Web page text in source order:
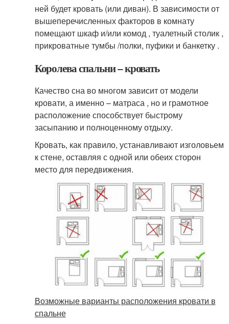
ней будет кровать (или диван). В зависимости от
вышеперечисленных факторов в комнату
помещают шкаф и/или комод , туалетный столик ,
прикроватные тумбы /полки, пуфики и банкетку .
Королева спальни – кровать
Качество сна во многом зависит от модели
кровати, а именно – матраса , но и грамотное
расположение способствует быстрому
засыпанию и полноценному отдыху.
Кровать, как правило, устанавливают изголовьем
к стене, оставляя с одной или обеих сторон
место для передвижения.
Возможные варианты расположения кровати в
спальне